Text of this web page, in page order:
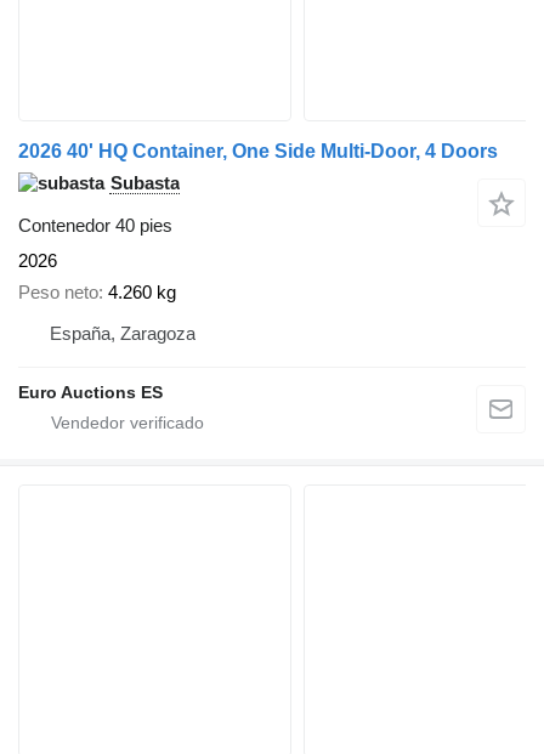
2026 40' HQ Container, One Side Multi-Door, 4 Doors
Subasta
Contenedor 40 pies
2026
Peso neto 4.260 kg
España, Zaragoza
Euro Auctions ES